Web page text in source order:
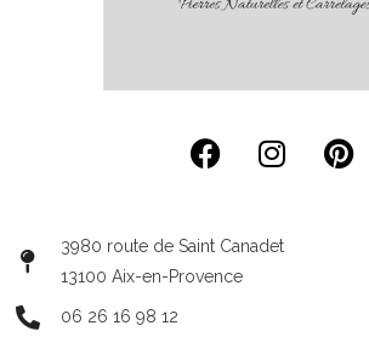
3980 route de Saint Canadet
13100 Aix-en-Provence
06 26 16 98 12